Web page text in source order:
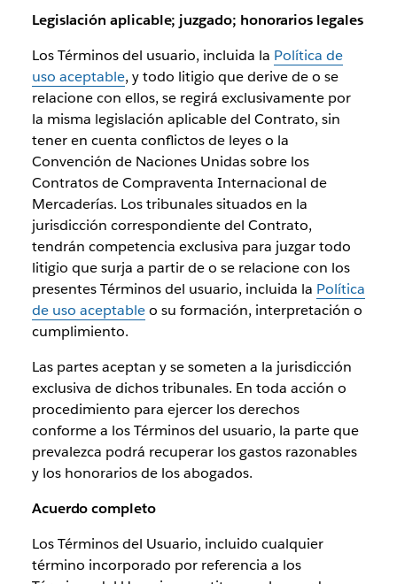
Legislación aplicable; juzgado; honorarios legales
Los Términos del usuario, incluida la Política de
uso aceptable, y todo litigio que derive de o se
relacione con ellos, se regirá exclusivamente por
la misma legislación aplicable del Contrato, sin
tener en cuenta conflictos de leyes o la
Convención de Naciones Unidas sobre los
Contratos de Compraventa Internacional de
Mercaderías. Los tribunales situados en la
jurisdicción correspondiente del Contrato,
tendrán competencia exclusiva para juzgar todo
litigio que surja a partir de o se relacione con los
presentes Términos del usuario, incluida la Política
de uso aceptableo su formación, interpretación o
cumplimiento.
Las partes aceptan y se someten a la jurisdicción
exclusiva de dichos tribunales. En toda acción o
procedimiento para ejercer los derechos
conforme a los Términos del usuario, la parte que
prevalezca podrá recuperar los gastos razonables
y los honorarios de los abogados.
Acuerdo completo
Los Términos del Usuario, incluido cualquier
término incorporado por referencia a los